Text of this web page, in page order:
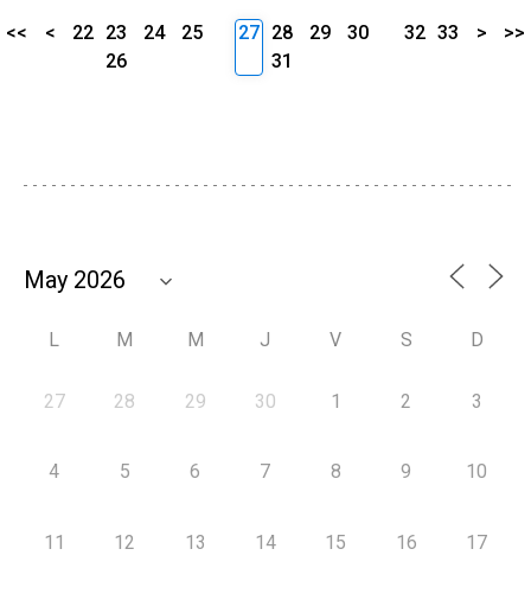
<< < 22 23 24
25
26
27 28 29
30
31
32 33 > >>
L M M J V S D
27 28 29 30 1 2 3
4 5 6 7 8 9 10
11 12 13 14 15 16 17